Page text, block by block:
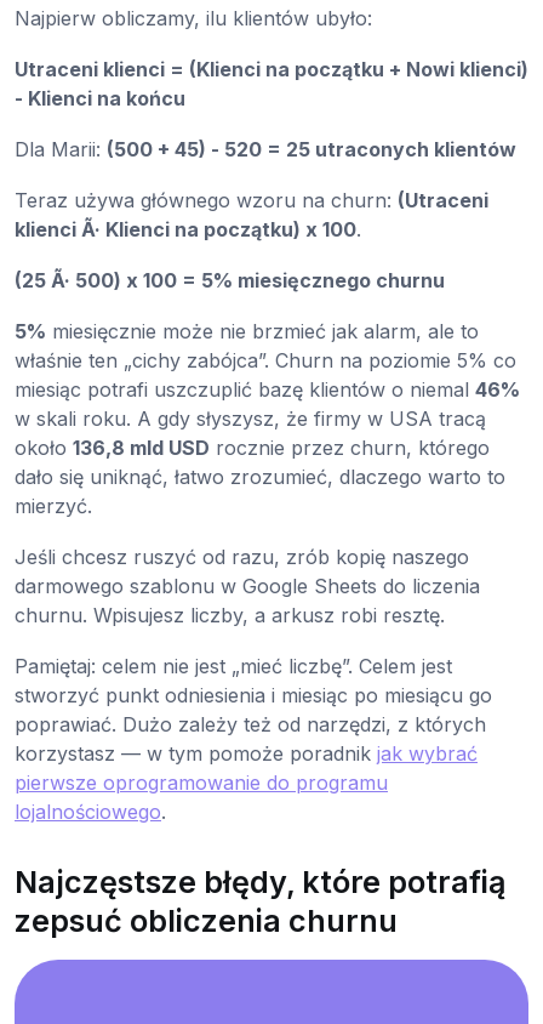
Najpierw obliczamy, ilu klientów ubyło:
Utraceni klienci = (Klienci na początku + Nowi klienci)
- Klienci na końcu
Dla Marii: (500 + 45) - 520 = 25 utraconych klientów
Teraz używa głównego wzoru na churn: (Utraceni
klienci Ã· Klienci na początku) x 100.
(25 Ã· 500) x 100 = 5% miesięcznego churnu
5% miesięcznie może nie brzmieć jak alarm, ale to
właśnie ten „cichy zabójca”. Churn na poziomie 5% co
miesiąc potrafi uszczuplić bazę klientów o niemal 46%
w skali roku. A gdy słyszysz, że firmy w USA tracą
około 136,8 mld USD rocznie przez churn, którego
dało się uniknąć, łatwo zrozumieć, dlaczego warto to
mierzyć.
Jeśli chcesz ruszyć od razu, zrób kopię naszego
darmowego szablonu w Google Sheets do liczenia
churnu. Wpisujesz liczby, a arkusz robi resztę.
Pamiętaj: celem nie jest „mieć liczbę”. Celem jest
stworzyć punkt odniesienia i miesiąc po miesiącu go
poprawiać. Dużo zależy też od narzędzi, z których
korzystasz — w tym pomoże poradnik jak wybrać
pierwsze oprogramowanie do programu
lojalnościowego.
Najczęstsze błędy, które potrafią
zepsuć obliczenia churnu